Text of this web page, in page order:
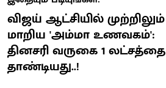
விஜய் ஆட்சியில் முற்றிலும்
மாறிய 'அம்மா உணவகம்':
தினசரி வருகை 1 லட்சத்தை
தாண்டியது..!